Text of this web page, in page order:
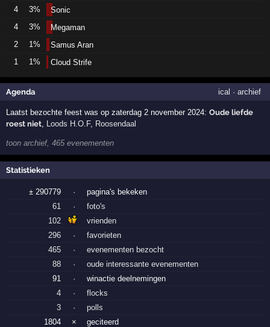
4
3%
Sonic
4
3%
Megaman
2
1%
Samus Aran
1
1% Cloud Strife
Agenda ical · archief
Laatst bezochte feest was op zaterdag 2 november 2024:Oude liefde
roest niet, Loods H.O.F, Roosendaal
toon archief, 465 evenementen
Statistieken
± 290779 ·
pagina's bekeken
61
·
foto's
102
vrienden
296
·
favorieten
465
·
evenementen bezocht
88
·
oude interessante evenementen
91
·
winactie deelnemingen
4
·
flocks
3
·
polls
1804
×
geciteerd